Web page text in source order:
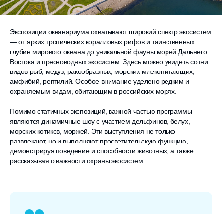
Экспозиции океанариума охватывают широкий спектр экосистем
— от ярких тропических коралловых рифов и таинственных
глубин мирового океана до уникальной фауны морей Дальнего
Востока и пресноводных экосистем. Здесь можно увидеть сотни
видов рыб, медуз, ракообразных, морских млекопитающих,
амфибий, рептилий. Особое внимание уделено редким и
охраняемым видам, обитающим в российских морях.
Помимо статичных экспозиций, важной частью программы
являются динамичные шоу с участием дельфинов, белух,
морских котиков, моржей. Эти выступления не только
развлекают, но и выполняют просветительскую функцию,
демонстрируя поведение и способности животных, а также
рассказывая о важности охраны экосистем.